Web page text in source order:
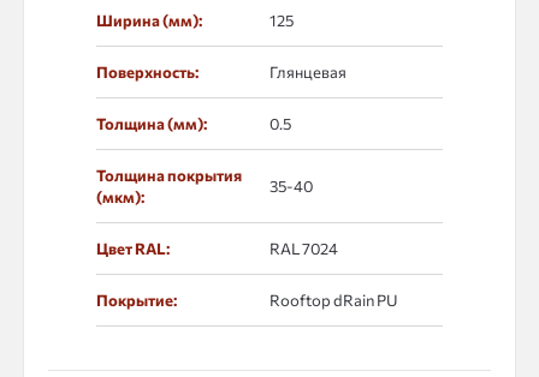
Ширина (мм): 125
Поверхность: Глянцевая
Толщина (мм): 0.5
Толщина покрытия
(мкм):
35-40
Цвет RAL: RAL 7024
Покрытие: Rooftop dRain PU